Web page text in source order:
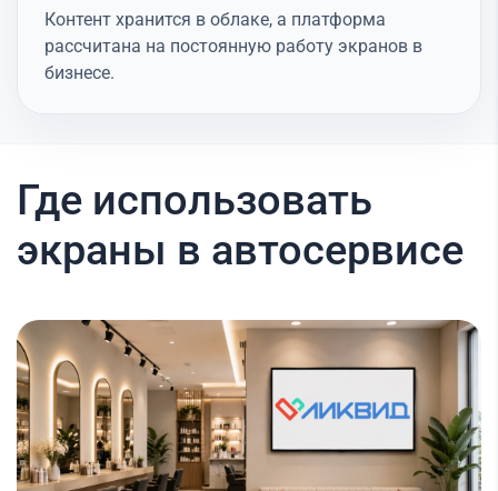
Контент хранится в облаке, а платформа
рассчитана на постоянную работу экранов в
бизнесе.
Где использовать
экраны в автосервисе